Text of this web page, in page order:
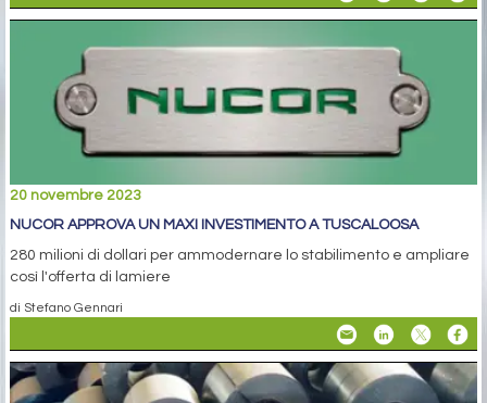
20 novembre 2023
NUCOR APPROVA UN MAXI INVESTIMENTO A TUSCALOOSA
280 milioni di dollari per ammodernare lo stabilimento e ampliare
così l'offerta di lamiere
di Stefano Gennari